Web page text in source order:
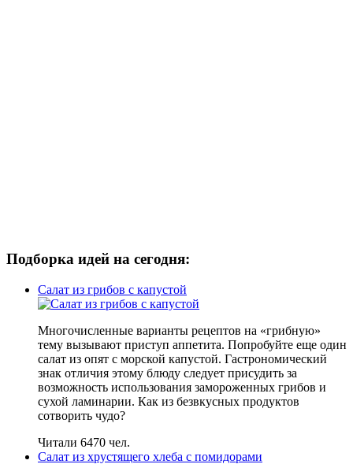
Подборка идей на сегодня:
Салат из грибов с капустой
Многочисленные варианты рецептов на «грибную»
тему вызывают приступ аппетита. Попробуйте еще один
салат из опят с морской капустой. Гастрономический
знак отличия этому блюду следует присудить за
возможность использования замороженных грибов и
сухой ламинарии. Как из безвкусных продуктов
сотворить чудо?
Читали 6470 чел.
Салат из хрустящего хлеба с помидорами